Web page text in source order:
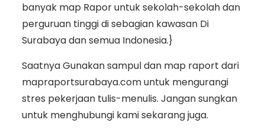
banyak map Rapor untuk sekolah-sekolah dan
perguruan tinggi di sebagian kawasan Di
Surabaya dan semua Indonesia.}
Saatnya Gunakan sampul dan map raport dari
mapraportsurabaya.com untuk mengurangi
stres pekerjaan tulis-menulis. Jangan sungkan
untuk menghubungi kami sekarang juga.